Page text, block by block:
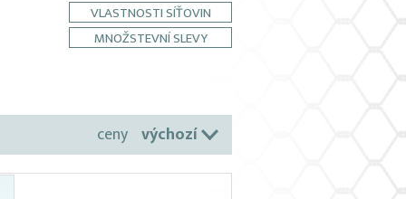
VLASTNOSTI SÍŤOVIN
MNOŽSTEVNÍ SLEVY
ceny výchozí